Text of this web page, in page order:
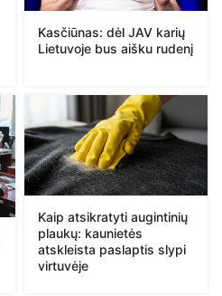
Kasčiūnas: dėl JAV karių
Lietuvoje bus aišku rudenį
Kaip atsikratyti augintinių
plaukų: kaunietės
atskleista paslaptis slypi
virtuvėje